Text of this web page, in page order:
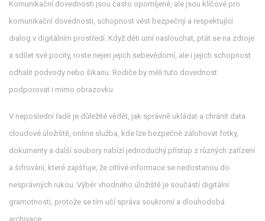
Komunikační dovednosti jsou často opomíjené, ale jsou klíčové pro
komunikační dovednosti, schopnost vést bezpečný a respektující
dialog v digitálním prostředí. Když děti umí naslouchat, ptát se na zdroje
a sdílet své pocity, roste nejen jejich sebevědomí, ale i jejich schopnost
odhalit podvody nebo šikanu. Rodiče by měli tuto dovednost
podporovat i mimo obrazovku.
V neposlední řadě je důležité vědět, jak správně ukládat a chránit data.
cloudové úložiště, online služba, kde lze bezpečně zálohovat fotky,
dokumenty a další soubory nabízí jednoduchý přístup z různých zařízení
a šifrování, které zajišťuje, že citlivé informace se nedostanou do
nesprávných rukou. Výběr vhodného úložiště je součástí digitální
gramotnosti, protože se tím učí správa soukromí a dlouhodobá
archivace.